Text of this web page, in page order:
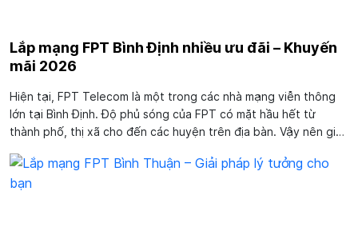
Lắp mạng FPT Bình Định nhiều ưu đãi – Khuyến
mãi 2026
Hiện tại, FPT Telecom là một trong các nhà mạng viễn thông
lớn tại Bình Định. Độ phủ sóng của FPT có mặt hầu hết từ
thành phố, thị xã cho đến các huyện trên địa bàn. Vậy nên giai
Định sẽ được nhân viên...